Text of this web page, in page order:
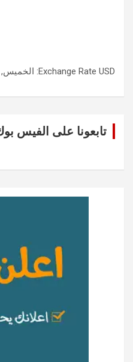
Exchange Rate USD : الخميس, 6 أغسطس.
تابعونا على الفيس